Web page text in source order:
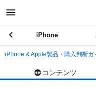
iPhone
iPhone & Apple製品・購入判断
コンテンツ